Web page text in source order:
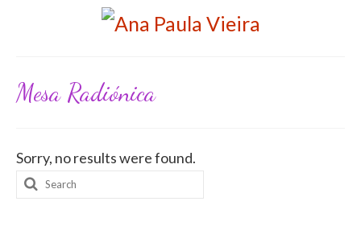
Mesa Radiónica
Sorry, no results were found.
Search